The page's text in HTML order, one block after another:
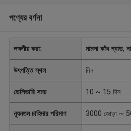
পণ্যের বর্ণনা
লক্ষণীয় করা: মামলা কাঁধ প্যাড,
উৎপত্তি স্থল চীন
ডেলিভারি সময় 10 ~ 15 দিন
ন্যূনতম চাহিদার পরিমাণ 3000 জোড়া ~